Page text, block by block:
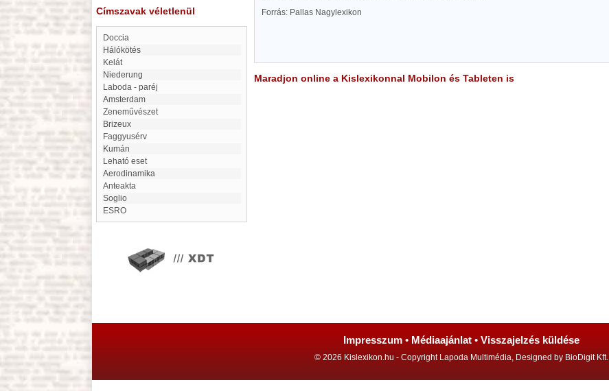
Címszavak véletlenül
Doccia
Hálókötés
kelát
Niederung
Laboda - paréj
Amsterdam
Zeneművészet
Brizeux
Faggyusérv
Kumán
Leható eset
aerodinamika
anteakta
Soglio
ESRO
Forrás: Pallas Nagylexikon
Maradjon online a Kislexikonnal Mobilon és Tableten is
Impresszum • Médiaajánlat • Visszajelzés küldése
© 2026 Kislexikon.hu - Copyright Lapoda Multimédia, Designed by BioDigit Kft.